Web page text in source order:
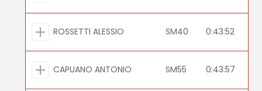
ROSSETTI ALESSIO SM40 0:43:52
CAPUANO ANTONIO SM55 0:43:57